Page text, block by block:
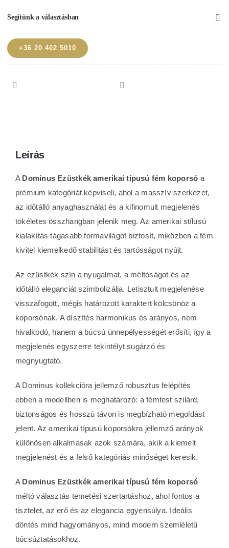
Segítünk a választásban
+36 20 402 5010
Leírás
A Dominus Ezüstkék amerikai típusú fém koporsó a
prémium kategóriát képviseli, ahol a masszív szerkezet,
az időtálló anyaghasználat és a kifinomult megjelenés
tökéletes összhangban jelenik meg. Az amerikai stílusú
kialakítás tágasabb formavilágot biztosít, miközben a fém
kivitel kiemelkedő stabilitást és tartósságot nyújt.
Az ezüstkék szín a nyugalmat, a méltóságot és az
időtálló eleganciát szimbolizálja. Letisztult megjelenése
visszafogott, mégis határozott karaktert kölcsönöz a
koporsónak. A díszítés harmonikus és arányos, nem
hivalkodó, hanem a búcsú ünnepélyességét erősíti, így a
megjelenés egyszerre tekintélyt sugárzó és
megnyugtató.
A Dominus kollekcióra jellemző robusztus felépítés
ebben a modellben is meghatározó: a fémtest szilárd,
biztonságos és hosszú távon is megbízható megoldást
jelent. Az amerikai típusú koporsókra jellemző arányok
különösen alkalmasak azok számára, akik a kiemelt
megjelenést és a felső kategóriás minőséget keresik.
A Dominus Ezüstkék amerikai típusú fém koporsó
méltó választás temetési szertartáshoz, ahol fontos a
tisztelet, az erő és az elegancia egyensúlya. Ideális
döntés mind hagyományos, mind modern szemléletű
búcsúztatásokhoz.